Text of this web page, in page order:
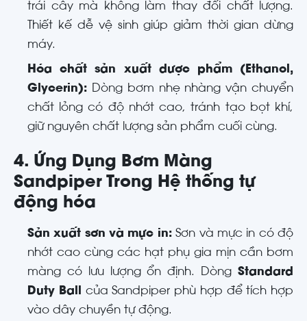
trái cây mà không làm thay đổi chất lượng.
Thiết kế dễ vệ sinh giúp giảm thời gian dừng
máy.
Hóa chất sản xuất dược phẩm (Ethanol,
Glycerin): Dòng bơm nhẹ nhàng vận chuyển
chất lỏng có độ nhớt cao, tránh tạo bọt khí,
giữ nguyên chất lượng sản phẩm cuối cùng.
4. Ứng Dụng Bơm Màng
Sandpiper Trong Hệ thống tự
động hóa
Sản xuất sơn và mực in:Sơn và mực in có độ
nhớt cao cùng các hạt phụ gia mịn cần bơm
màng có lưu lượng ổn định. Dòng Standard
Duty Ball
của Sandpiper phù hợp để tích hợp
vào dây chuyền tự động.